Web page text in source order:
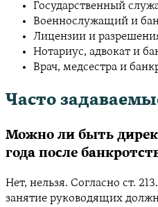
Государственный
Военнослужащий и
Лицензии и
Нотариус, адвокат и
Врач, медсестра и
Часто
Можно ли быть
года после
Нет, нельзя. Согласно ст.
занятие руководящих